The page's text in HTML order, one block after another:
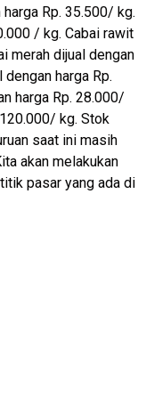
Rp. 35.500/ kg.
/ kg. Cabai rawit
merah dijual dengan
harga Rp.
harga Rp. 28.000/
kg. Stok
saat ini masih
akan melakukan
pasar yang ada di